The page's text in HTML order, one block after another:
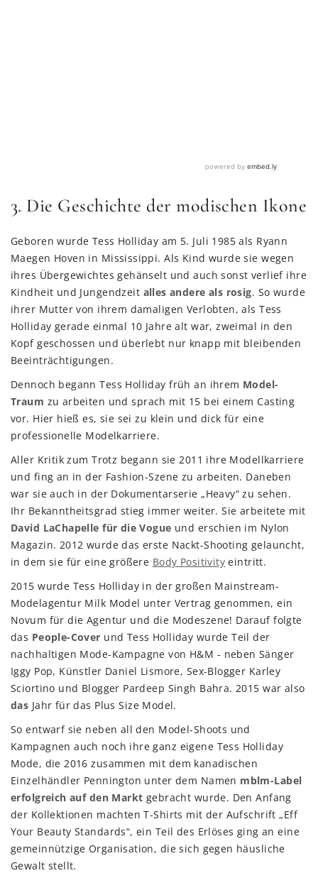
3. Die Geschichte der modischen Ikone
Geboren wurde Tess Holliday am 5. Juli 1985 als Ryann
Maegen Hoven in Mississippi. Als Kind wurde sie wegen
ihres Übergewichtes gehänselt und auch sonst verlief ihre
Kindheit und Jungendzeit alles andere als rosig. So wurde
ihrer Mutter von ihrem damaligen Verlobten, als Tess
Holliday gerade einmal 10 Jahre alt war, zweimal in den
Kopf geschossen und überlebt nur knapp mit bleibenden
Beeinträchtigungen.
Dennoch begann Tess Holliday früh an ihrem Model-
Traum zu arbeiten und sprach mit 15 bei einem Casting
vor. Hier hieß es, sie sei zu klein und dick für eine
professionelle Modelkarriere.
Aller Kritik zum Trotz begann sie 2011 ihre Modellkarriere
und fing an in der Fashion-Szene zu arbeiten. Daneben
war sie auch in der Dokumentarserie „Heavy“ zu sehen.
Ihr Bekanntheitsgrad stieg immer weiter. Sie arbeitete mit
David LaChapelle für die Vogue und erschien im Nylon
Magazin. 2012 wurde das erste Nackt-Shooting gelauncht,
in dem sie für eine größere Body Positivity eintritt.
2015 wurde Tess Holliday in der großen Mainstream-
Modelagentur Milk Model unter Vertrag genommen, ein
Novum für die Agentur und die Modeszene! Darauf folgte
das People-Cover und Tess Holliday wurde Teil der
nachhaltigen Mode-Kampagne von H&M - neben Sänger
Iggy Pop, Künstler Daniel Lismore, Sex-Blogger Karley
Sciortino und Blogger Pardeep Singh Bahra. 2015 war also
das Jahr für das Plus Size Model.
So entwarf sie neben all den Model-Shoots und
Kampagnen auch noch ihre ganz eigene Tess Holliday
Mode, die 2016 zusammen mit dem kanadischen
Einzelhändler Pennington unter dem Namen mblm-Label
erfolgreich auf den Markt gebracht wurde. Den Anfang
der Kollektionen machten T-Shirts mit der Aufschrift „Eff
Your Beauty Standards“, ein Teil des Erlöses ging an eine
gemeinnützige Organisation, die sich gegen häusliche
Gewalt stellt.